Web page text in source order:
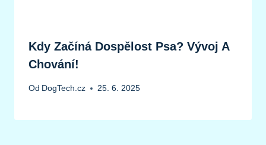
Kdy Začíná Dospělost Psa? Vývoj A
Chování!
Od DogTech.cz 25. 6. 2025